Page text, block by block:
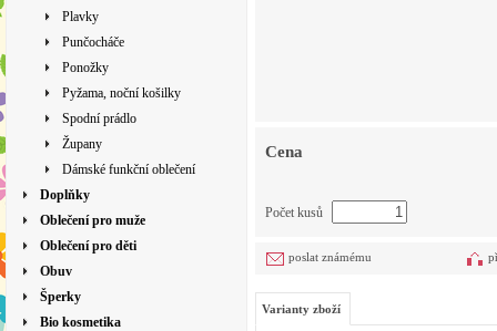
Plavky
Punčocháče
Ponožky
Pyžama, noční košilky
Spodní prádlo
Župany
Dámské funkční oblečení
Doplňky
Oblečení pro muže
Oblečení pro děti
Obuv
Šperky
Bio kosmetika
Cena
Počet kusů
poslat známému
Varianty zboží